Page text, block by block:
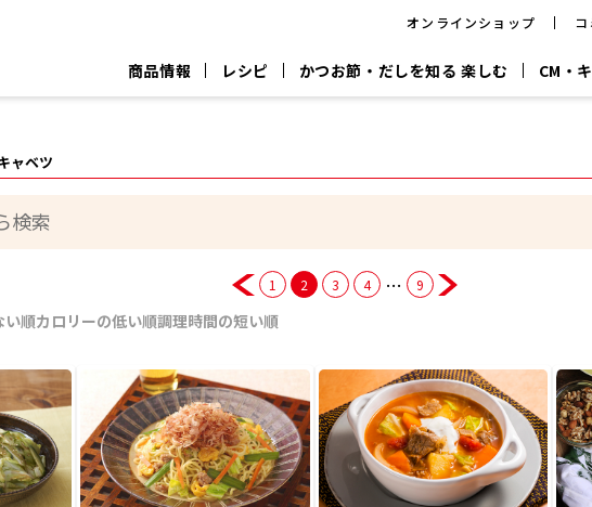
オンラインショップ
商品情報 レシピ かつお節・だしを知る 楽しむ CM・
ヤマキ
割烹白だし®
だし屋の鍋
つおパック 煮干 粉末 だしの素 だしパック つゆ 白だし
しいレシピTOP
レシピ
ジョブ
ャベツ
1 2 3 4 … 9
い順カロリーの低い順調理時間の短い順